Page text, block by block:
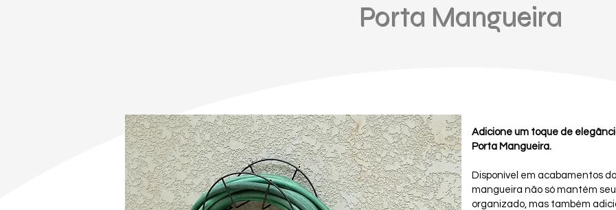
Porta Mangueira
Adicione um toque de
Porta Mangueira.
Disponível em acabamentos
mangueira não só mantém
organizado, mas também